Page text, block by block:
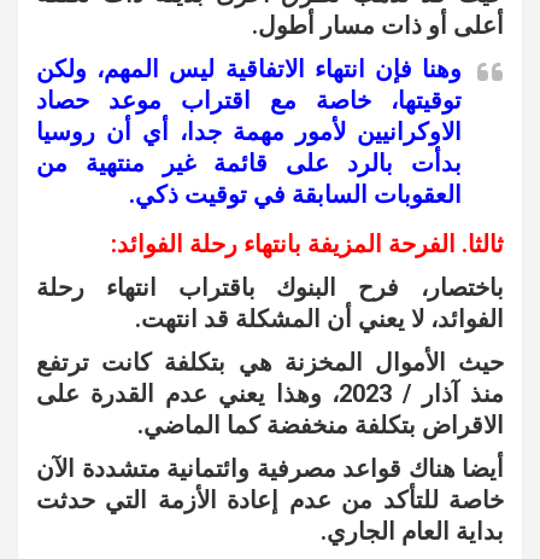
أعلى أو ذات مسار أطول.
وهنا فإن انتهاء الاتفاقية ليس المهم، ولكن
توقيتها، خاصة مع اقتراب موعد حصاد
الاوكرانيين لأمور مهمة جدا، أي أن روسيا
بدأت بالرد على قائمة غير منتهية من
العقوبات السابقة في توقيت ذكي.
ثالثا. الفرحة المزيفة بانتهاء رحلة الفوائد:
باختصار، فرح البنوك باقتراب انتهاء رحلة
الفوائد، لا يعني أن المشكلة قد انتهت.
حيث الأموال المخزنة هي بتكلفة كانت ترتفع
منذ آذار / 2023، وهذا يعني عدم القدرة على
الاقراض بتكلفة منخفضة كما الماضي.
أيضا هناك قواعد مصرفية وائتمانية متشددة الآن
خاصة للتأكد من عدم إعادة الأزمة التي حدثت
بداية العام الجاري.